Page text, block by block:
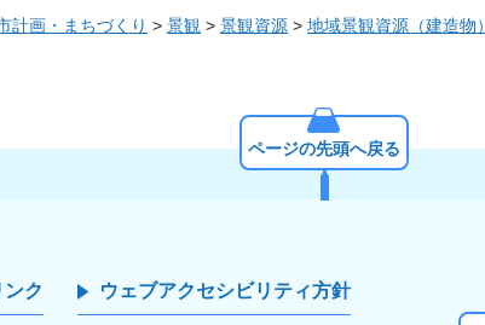
計画・まちづくり > 景観 > 景観資源 > 地域景観資源（建造物）
ページの先頭へ戻る
ク ウェブアクセシビリティ方針